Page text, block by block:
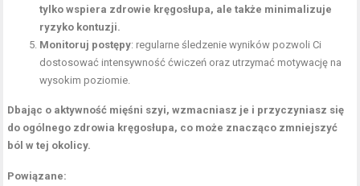
tylko wspiera zdrowie kręgosłupa, ale także minimalizuje
ryzyko kontuzji.
Monitoruj postępy: regularne śledzenie wyników pozwoli Ci
dostosować intensywność ćwiczeń oraz utrzymać motywację na
wysokim poziomie.
Dbając o aktywność mięśni szyi, wzmacniasz je i przyczyniasz się
do ogólnego zdrowia kręgosłupa, co może znacząco zmniejszyć
ból w tej okolicy.
Powiązane: